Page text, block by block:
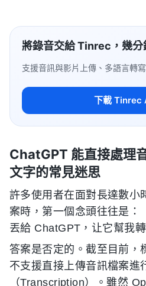
將錄音交給 Tinrec，幾分
支援音訊與影片上傳、多語言轉
下載 Tinrec
ChatGPT 能直接處理
文字的常見迷思
許多使用者在面對長達數小
案時，第一個念頭往往是：
丟給 ChatGPT，让它幫我轉
答案是否定的。截至目前，
不支援直接上傳音訊檔案進
（Transcription）。雖然